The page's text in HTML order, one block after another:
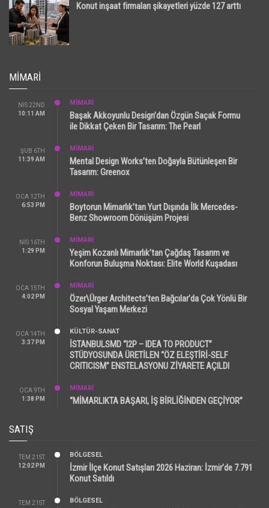
Konut inşaat firmaları şikayetleri yüzde 127 arttı
MIMARI
NIS 22ND
10:11 AM
MİMARİ
Başak Akkoyunlu Design’dan Özgün Saçak Formu
ile Dikkat Çeken Bir Tasarım: The Pearl
ŞUB 6TH
11:39 AM
MİMARİ
Mental Design Works’ten Doğayla Bütünleşen Bir
Tasarım: Greenox
OCA 12TH
6:53 PM
MİMARİ
Boytorun Mimarlık’tan Yurt Dışında İlk Mercedes-
Benz Showroom Dönüşüm Projesi
NIS 16TH
1:29 PM
MİMARİ
Yeşim Kozanlı Mimarlık’tan Çağdaş Tasarım ve
Konforun Buluşma Noktası: Elite World Kuşadası
OCA 15TH
4:02 PM
MİMARİ
Özer\Ürger Architects’ten Bağcılar’da Çok Yönlü Bir
Sosyal Yaşam Merkezi
OCA 14TH
3:37 PM
KÜLTÜR-SANAT
İSTANBULSMD “I2P – IDEA TO PRODUCT”
STÜDYOSUNDA ÜRETİLEN “ÖZ ELEŞTİRİ-SELF
CRITICISM” ENSTELASYONU ZİYARETE AÇILDI
OCA 9TH
1:38 PM
MİMARİ
“MİMARLIKTA BAŞARI, İŞ BİRLİĞİNDEN GEÇİYOR”
SATIŞ
TEM 21ST
12:02 PM
BÖLGESEL
İzmir İlçe Konut Satışları 2026 Haziran: İzmir’de 7.791
Konut Satıldı
TEM 21ST
BÖLGESEL